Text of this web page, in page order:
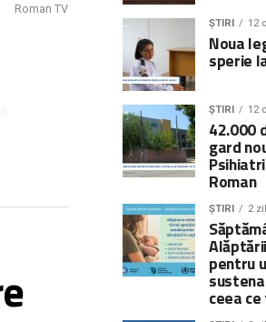
Roman TV
ȘTIRI 12
Noua
sperie
ȘTIRI 12
42.000
gard
Roman
ȘTIRI 2
pentru
ceea